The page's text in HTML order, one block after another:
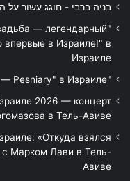
בניה ברבי - חוגג עשור על הבמות! 2026 - כרטיסים
— легендарный
впервые в Израиле!" в
Израиле
"Песняры — Pesniary" в Израиле
2026 — концерт
в Тель-Авиве
«Откуда взялся
Марком Лави в Тель-
Авиве